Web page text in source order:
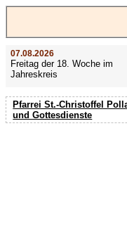
07.08.2026
Freitag der 18. Woche im
Jahreskreis
Pfarrei St.-Christoffel
und Gottesdienste